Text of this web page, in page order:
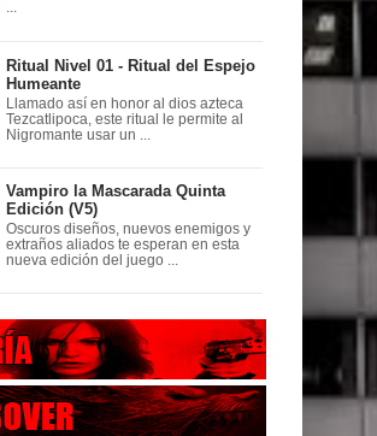
Ritual Nivel 01 - Ritual del Espejo
Humeante
Llamado así en honor al dios azteca
Tezcatlipoca, este ritual le permite al
Nigromante usar un ...
Vampiro la Mascarada Quinta
Edición (V5)
Oscuros diseños, nuevos enemigos y
extraños aliados te esperan en esta
nueva edición del juego ...